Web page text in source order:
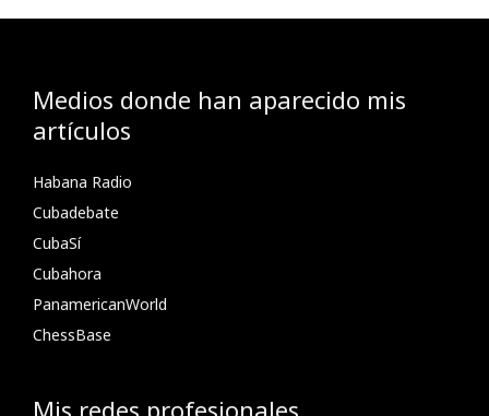
Medios donde han aparecido mis
artículos
Habana Radio
Cubadebate
CubaSí
Cubahora
PanamericanWorld
ChessBase
Mis redes profesionales